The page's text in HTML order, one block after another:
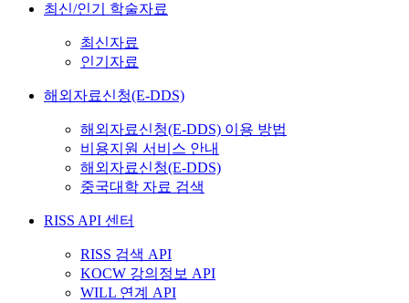
최신/인기 학술자료
최신자료
인기자료
해외자료신청(E-DDS)
해외자료신청(E-DDS) 이용 방법
비용지원 서비스 안내
해외자료신청(E-DDS)
중국대학 자료 검색
RISS API 센터
RISS 검색 API
KOCW 강의정보 API
WILL 연계 API